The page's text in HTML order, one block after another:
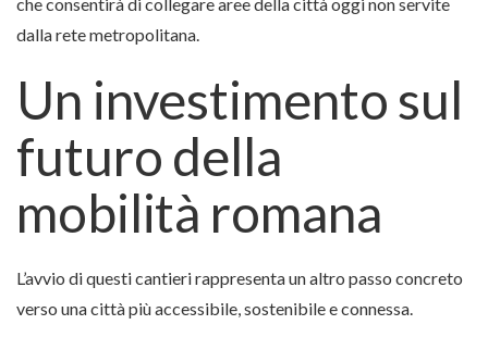
dalla rete metropolitana.
Un investimento sul
futuro della
mobilità romana
L’avvio di questi cantieri rappresenta un altro passo concreto
verso una città più accessibile, sostenibile e connessa.